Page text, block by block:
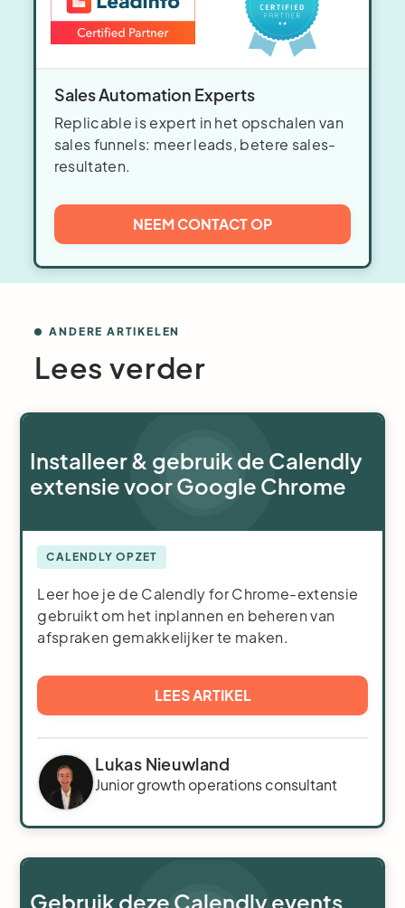
Sales Automation Experts
Replicable is expert in het opschalen van
sales funnels: meer leads, betere sales-
resultaten.
NEEM CONTACT OP
ANDERE ARTIKELEN
Lees verder
Installeer & gebruik de Calendly
extensie voor Google Chrome
CALENDLY OPZET
Leer hoe je de Calendly for Chrome-extensie
gebruikt om het inplannen en beheren van
afspraken gemakkelijker te maken.
LEES ARTIKEL
Lukas Nieuwland
Junior growth operations consultant
Gebruik deze Calendly events